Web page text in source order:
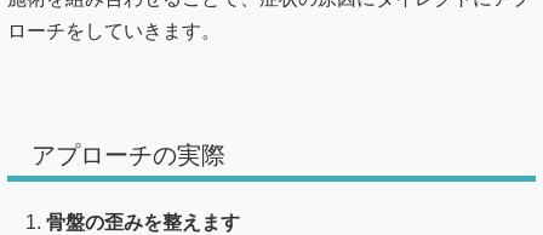
ローチをしていきます。
アプローチの実際
骨盤の歪みを整えます